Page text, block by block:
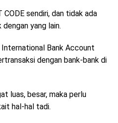
sendiri, dan tidak ada
yang lain.
International Bank Account
dengan bank-bank di
luas, besar, maka perlu
hal-hal tadi.